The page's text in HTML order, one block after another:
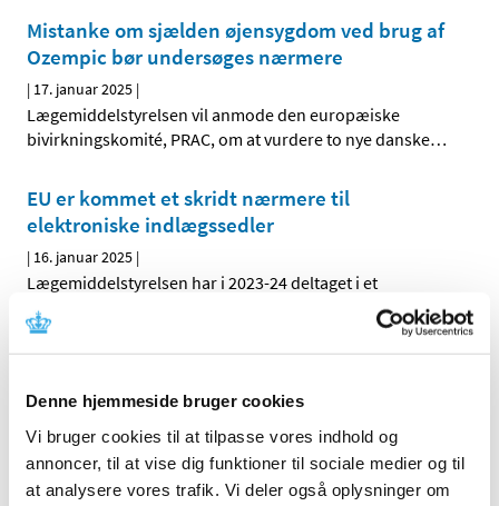
Denne hjemmeside bruger cookies
Vi bruger cookies til at tilpasse vores indhold og
annoncer, til at vise dig funktioner til sociale medier og til
at analysere vores trafik. Vi deler også oplysninger om
Mistanke om sjælden øjensygdom ved brug af
Ozempic bør undersøges nærmere
| 17. januar 2025 |
Lægemiddelstyrelsen vil anmode den europæiske
bivirkningskomité, PRAC, om at vurdere to nye danske…
EU er kommet et skridt nærmere til
elektroniske indlægssedler
| 16. januar 2025 |
Lægemiddelstyrelsen har i 2023-24 deltaget i et
pilotprojekt, der skal bane vej for at anvende
lægemiddelinduceret leverskade og nye
anbefalinger om monitorering af
leverfunktionen før og under behandling